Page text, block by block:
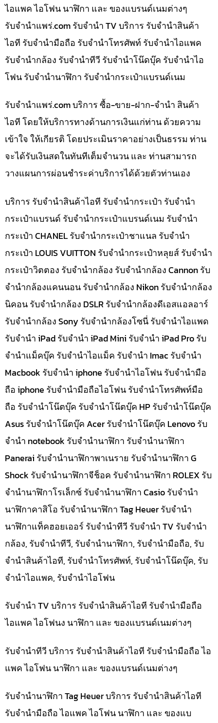
ไอแพค ไอโฟน นาฬิกา และ ของแบรนด์เนมต่างๆ
รับจํานําแพร่.com รับจำนำ TV บริการ รับจำนำสินค้า
ไอที รับจำนำมือถือ รับจำนำโทรศัพท์ รับจำนำไอแพค
รับจำนำกล้อง รับจำนำทีวี รับจำนำโน๊ดบุ๊ค รับจำนำไอ
โฟน รับจำนำนาฬิกา รับจำนำกระเป๋าแบรนด์เนม
รับจํานําแพร่.com บริการ ซื้อ-ขาย-ฝาก-จำนำ สินค้า
ไอที โดยให้บริการทางด้านการเงินแก่ท่าน ด้วยความ
เข้าใจ ให้เกียรติ โดยประเมินราคาอย่างเป็นธรรม ท่าน
จะได้รับเงินสดในทันทีเต็มจำนวน และ ท่านสามารถ
วางแผนการผ่อนชำระค่าบริการได้ด้วยตัวท่านเอง
บริการ รับจำนำสินค้าไอที รับจำนำกระเป๋า รับจำนำ
กระเป๋าแบรนด์ รับจำนำกระเป๋าแบรนด์เนม รับจำนำ
กระเป๋า CHANEL รับจำนำกระเป๋าชาแนล รับจำนำ
กระเป๋า LOUIS VUITTON รับจำนำกระเป๋าหลุยส์ รับจำนำ
กระเป๋าวิตตอง รับจำนำกล้อง รับจำนำกล้อง Cannon รับ
จำนำกล้องแคนนอน รับจำนำกล้อง Nikon รับจำนำกล้อง
นิคอน รับจำนำกล้อง DSLR รับจำนำกล้องดีเอสแอลอาร์
รับจำนำกล้อง Sony รับจำนำกล้องโซนี่ รับจำนำไอแพด
รับจำนำ iPad รับจำนำ iPad Mini รับจำนำ iPad Pro รับ
จำนำแม็คบุ๊ค รับจำนำไอแม็ค รับจำนำ Imac รับจำนำ
Macbook รับจำนำ iphone รับจำนำไอโฟน รับจำนำมือ
ถือ iphone รับจำนำมือถือไอโฟน รับจำนำโทรศัพท์มือ
ถือ รับจำนำโน๊ตบุ๊ค รับจำนำโน๊ตบุ๊ค HP รับจำนำโน๊ตบุ๊ค
Asus รับจำนำโน๊ตบุ๊ค Acer รับจำนำโน๊ตบุ๊ค Lenovo รับ
จำนำ notebook รับจำนำนาฬิกา รับจำนำนาฬิกา
Panerai รับจำนำนาฬิกาพาเนราย รับจำนำนาฬิกา G
Shock รับจำนำนาฬิกาจีช็อค รับจำนำนาฬิกา ROLEX รับ
จำนำนาฬิกาโรเล็กซ์ รับจำนำนาฬิกา Casio รับจำนำ
นาฬิกาคาสิโอ รับจำนำนาฬิกา Tag Heuer รับจำนำ
นาฬิกาแท็คฮอยเออร์ รับจำนำทีวี รับจำนำ TV รับจำนำ
กล้อง, รับจำนำทีวี, รับจำนำนาฬิกา, รับจำนำมือถือ, รับ
จำนำสินค้าไอที, รับจำนำโทรศัพท์, รับจำนำโน๊ดบุ๊ค, รับ
จำนำไอแพค, รับจำนำไอโฟน
รับจำนำ TV บริการ รับจำนำสินค้าไอที รับจำนำมือถือ
ไอแพค ไอโฟนง นาฬิกา และ ของแบรนด์เนมต่างๆ
รับจำนำทีวี บริการ รับจำนำสินค้าไอที รับจำนำมือถือ ไอ
แพค ไอโฟน นาฬิกา และ ของแบรนด์เนมต่างๆ
รับจำนำนาฬิกา Tag Heuer บริการ รับจำนำสินค้าไอที
รับจำนำมือถือ ไอแพค ไอโฟน นาฬิกา และ ของแบ